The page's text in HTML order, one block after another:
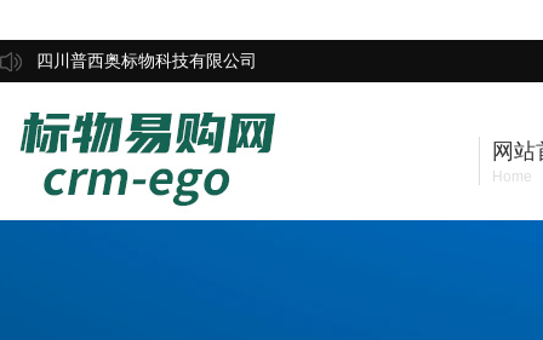
四川普西奥标物科技有限公司
网站
Home